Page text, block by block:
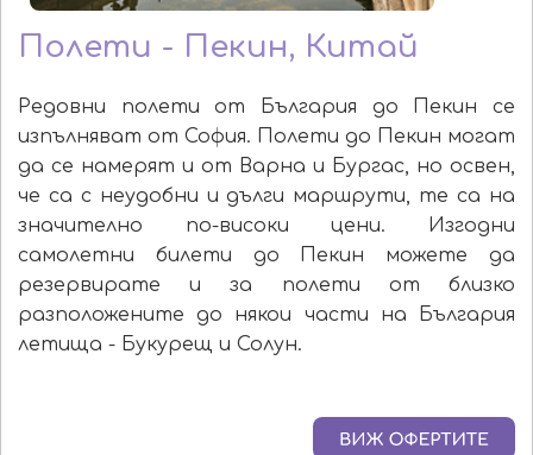
Полети - Пекин, Китай
Редовни полети от България до Пекин се
изпълняват от София. Полети до Пекин могат
да се намерят и от Варна и Бургас, но освен,
че са с неудобни и дълги маршрути, те са на
значително по-високи цени. Изгодни
самолетни билети до Пекин можете да
резервирате и за полети от близко
разположените до някои части на България
летища - Букурещ и Солун.